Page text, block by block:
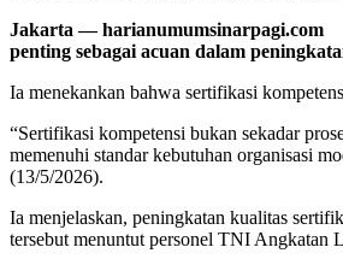
Jakarta — harianumumsinarpagi.com
penting sebagai acuan dalam
Ia menekankan bahwa sertifikasi
“Sertifikasi kompetensi bukan sekadar
memenuhi standar kebutuhan organisasi
(13/5/2026).
Ia menjelaskan, peningkatan kualitas
tersebut menuntut personel TNI Angkatan